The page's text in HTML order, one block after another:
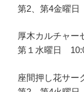
第2、第4金曜
厚木カルチャー
第１水曜日
座間押し花サー